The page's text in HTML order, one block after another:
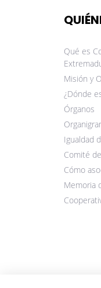
Qué es
Misión y
¿Dónde
Órganos
Igualdad
Comité
Cómo
Memoria